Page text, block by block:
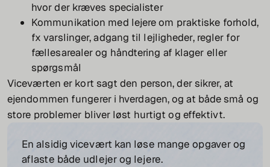
hvor der kræves specialister
Kommunikation med lejere om praktiske forhold,
fx varslinger, adgang til lejligheder, regler for
fællesarealer og håndtering af klager eller
spørgsmål
Viceværten er kort sagt den person, der sikrer, at
ejendommen fungerer i hverdagen, og at både små og
store problemer bliver løst hurtigt og effektivt.
En alsidig vicevært kan løse mange opgaver og
aflaste både udlejer og lejere.